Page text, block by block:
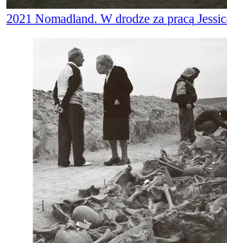
2021 Nomadland. W drodze za pracą